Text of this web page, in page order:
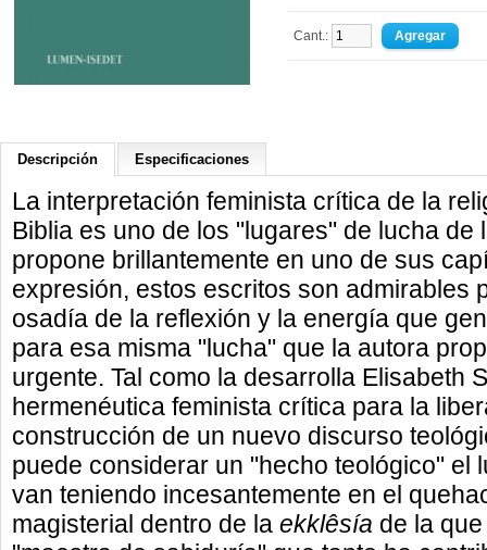
Cant.:
Descripción Especificaciones
La interpretación feminista crítica de la
Biblia es uno de los "lugares" de lucha de
propone brillantemente en uno de sus
expresión, estos escritos son admirables
osadía de la reflexión y la energía que
para esa misma "lucha" que la autora
urgente. Tal como la desarrolla Elisabeth
hermenéutica feminista crítica para la
construcción de un nuevo discurso
puede considerar un "hecho teológico" el
van teniendo incesantemente en el
magisterial dentro de la ekklêsía de la